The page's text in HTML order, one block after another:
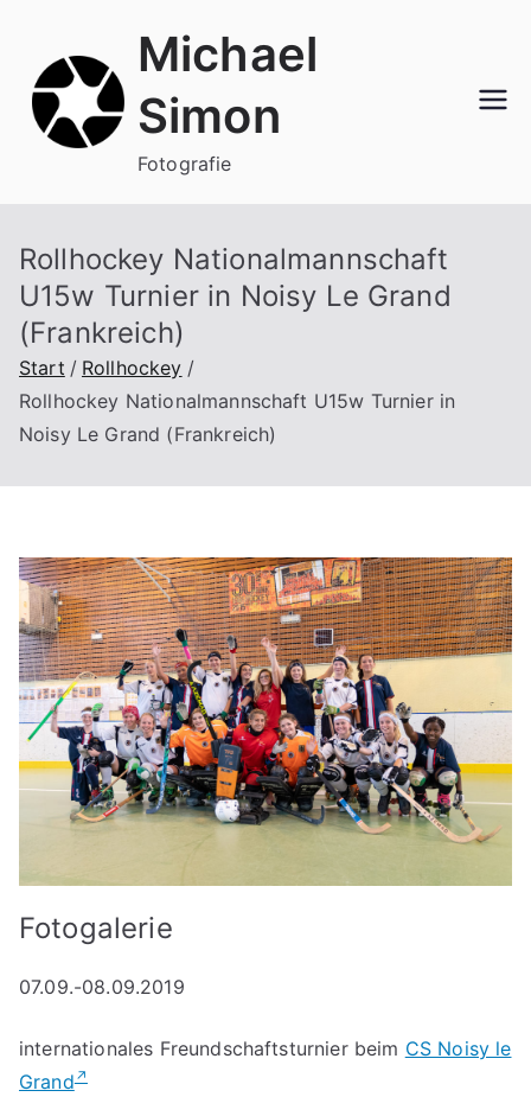
springen
Michael
Simon
Fotografie
Rollhockey Nationalmannschaft
U15w Turnier in Noisy Le Grand
(Frankreich)
Start
Rollhockey
Rollhockey Nationalmannschaft U15w Turnier in
Noisy Le Grand (Frankreich)
Fotogalerie
07.09.-08.09.2019
internationales Freundschaftsturnier beim CS Noisy le
Grand